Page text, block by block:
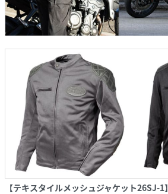
【テキスタイルメッシュジャケット26SJ-1】